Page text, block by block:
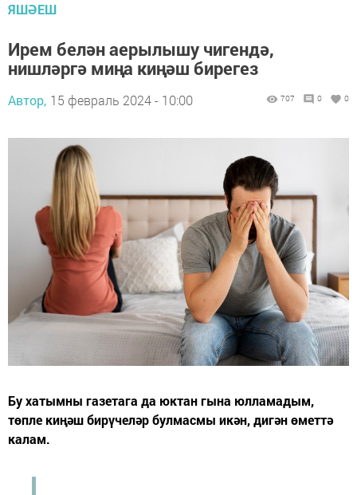
ЯШӘЕШ
Ирем белән аерылышу чигендә,
нишләргә миңа киңәш бирегез
Автор, 15 февраль 2024 - 10:00 707 0 0
Бу хатымны газетага да юктан гына юлламадым,
төпле киңәш бирүчеләр булмасмы икән, дигән өметтә
калам.